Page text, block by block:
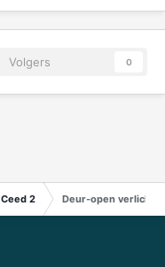
Volgers 0
Ceed 2 Deur-open